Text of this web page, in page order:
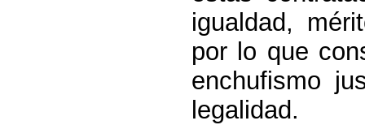
igualdad,
por lo que
enchufismo
legalidad.